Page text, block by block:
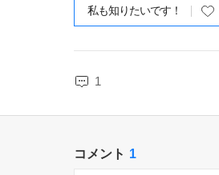
私も知りたいです！
1
コメント 1